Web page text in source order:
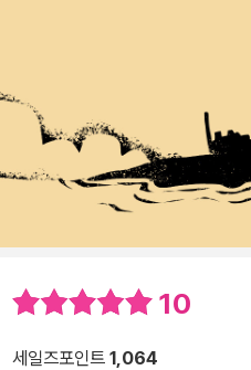
10
세일즈포인트 1,064